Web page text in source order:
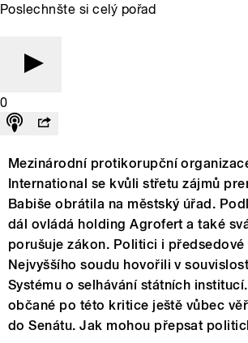
Poslechnšte si celý pořad
0
Mezinárodní protikorupční
International se kvůli střetu zájmů
Babiše obrátila na městský úřad.
dál ovládá holding Agrofert a také
porušuje zákon. Politici i předsedové
Nejvyššího soudu hovořili v
Systému o selhávání státních
občané po této kritice ještě vůbec
do Senátu. Jak mohou přepsat